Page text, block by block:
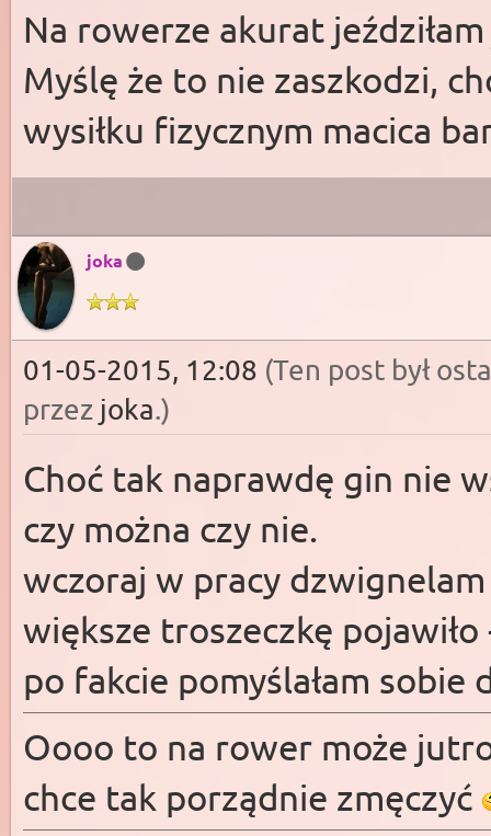
Na rowerze akurat
Myślę że to nie zaszkodzi,
wysiłku fizycznym macica
joka
01-05-2015, 12:08 (Ten post był
przez joka.)
Choć tak naprawdę gin nie
czy można czy nie.
wczoraj w pracy
większe troszeczkę
po fakcie pomyślałam
Oooo to na rower może
chce tak porządnie zmęczyć